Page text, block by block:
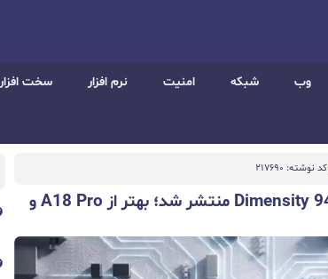
وب شبکه امنیت نرم افزار سخت افزار
کد نوشته: 217690
بنچمارک گرافیکی تراشه Dimensity 9400 منتشر شد؛ بهتر از A18 Pro و